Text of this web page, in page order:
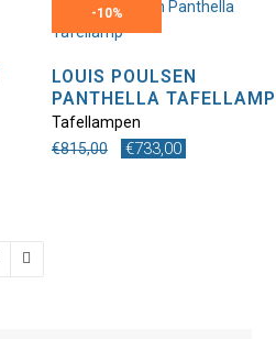
-10%
LOUIS POULSEN
PANTHELLA TAFELLAMP
Tafellampen
€815,00
Oorspronkelijke
€733,00